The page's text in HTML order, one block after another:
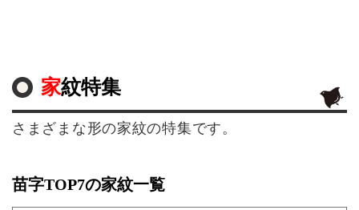
家紋特集
さまざまな形の家紋の特集です。
苗字TOP7の家紋一覧